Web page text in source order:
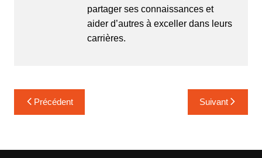
partager ses connaissances et
aider d’autres à exceller dans leurs
carrières.
Navigation
de
Précédent Suivant